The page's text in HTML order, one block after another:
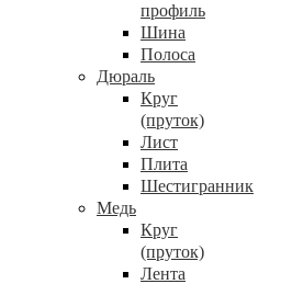
профиль
Шина
Полоса
Дюраль
Круг
(пруток)
Лист
Плита
Шестигранник
Медь
Круг
(пруток)
Лента